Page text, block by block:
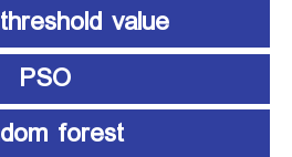
value
PSO
forest